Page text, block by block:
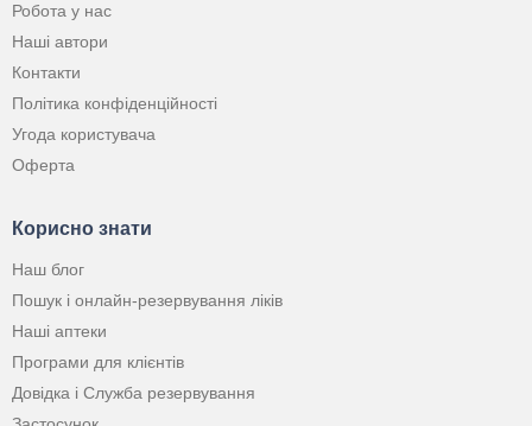
Робота у нас
Наші автори
Контакти
Політика конфіденційності
Угода користувача
Оферта
Корисно знати
Наш блог
Пошук і онлайн-резервування ліків
Наші аптеки
Програми для клієнтів
Довідка і Служба резервування